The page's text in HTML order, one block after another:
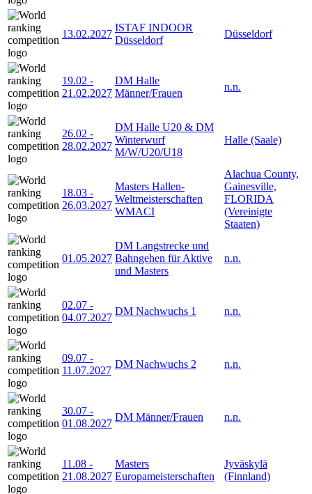
13.02.2027
ISTAF INDOOR
Düsseldorf
Düsseldorf
19.02 -
21.02.2027
DM Halle
Männer/Frauen
n.n.
26.02 -
28.02.2027
DM Halle U20 & DM
Winterwurf
M/W/U20/U18
Halle (Saale)
18.03 -
26.03.2027
Masters Hallen-
Weltmeisterschaften
WMACI
Alachua County,
Gainesville,
FLORIDA
(Vereinigte
Staaten)
01.05.2027
DM Langstrecke und
Bahngehen für Aktive
und Masters
n.n.
02.07 -
04.07.2027
DM Nachwuchs 1 n.n.
09.07 -
11.07.2027
DM Nachwuchs 2 n.n.
30.07 -
01.08.2027
DM Männer/Frauen n.n.
11.08 -
21.08.2027
Masters
Europameisterschaften
Jyväskylä
(Finnland)